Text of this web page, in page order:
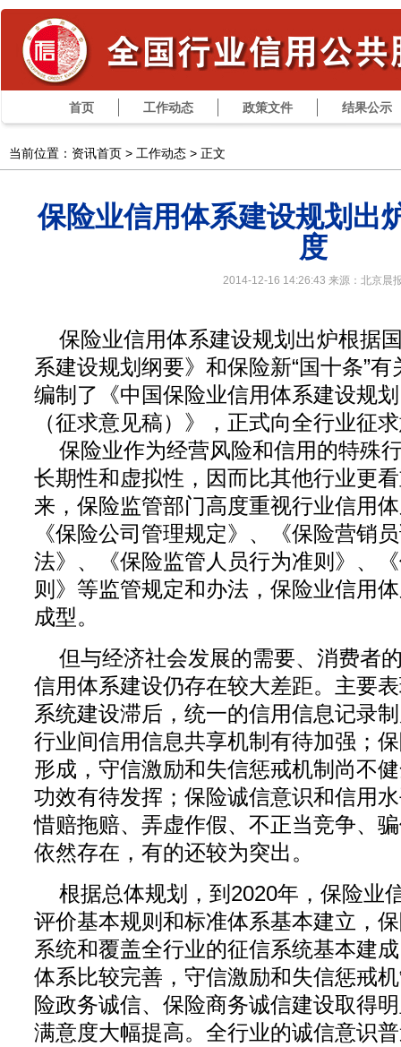
首页 工作动态 政策文件 结果公示
当前位置：资讯首页 > 工作动态 > 正文
保险业信用体系建设规划出
度
2014-12-16 14:26:43 来源：北京晨
保险业信用体系建设规划出炉根据
系建设规划纲要》和保险新“国十条”
编制了《中国保险业信用体系建设规
（征求意见稿）》，正式向全行业征
保险业作为经营风险和信用的特殊
长期性和虚拟性，因而比其他行业更
来，保险监管部门高度重视行业信用
《保险公司管理规定》、《保险营销
法》、《保险监管人员行为准则》、
则》等监管规定和办法，保险业信用
成型。
但与经济社会发展的需要、 消费者
信用体系建设仍存在较大差距。主要
系统建设滞后，统一的信用信息记录
行业间信用信息共享机制有待加强；
形成，守信激励和失信惩戒机制尚不
功效有待发挥；保险诚信意识和信用
惜赔拖赔、弄虚作假、不正当竞争、
依然存在，有的还较为突出。
根据总体规划，到2020年，保险业
评价基本规则和标准体系基本建立，
系统和覆盖全行业的征信系统基本建
体系比较完善，守信激励和失信惩戒
险政务诚信、保险商务诚信建设取得
满意度大幅提高。全行业的诚信意识